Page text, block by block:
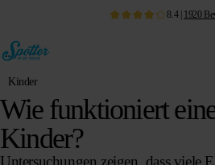
8.4| 1920
Kinder
Wie funktioniert
Kinder?
Untersuchungen zeigen, dass viele